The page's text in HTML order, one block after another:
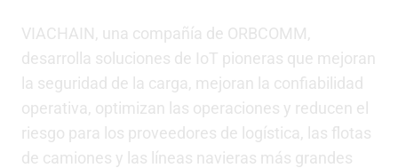
VIACHAIN, una compañía de ORBCOMM,
desarrolla soluciones de IoT pioneras que mejoran
la seguridad de la carga, mejoran la confiabilidad
operativa, optimizan las operaciones y reducen el
riesgo para los proveedores de logística, las flotas
de camiones y las líneas navieras más grandes